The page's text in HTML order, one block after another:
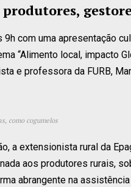
com uma apresentação
“Alimento local, impacto
e professora da FURB,
como cogumelos
a extensionista rural da
aos produtores rurais,
abrangente na